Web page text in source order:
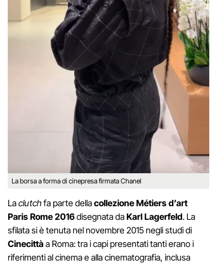
La borsa a forma di cinepresa firmata Chanel
Laclutchfa parte dellacollezione Métiers d’art
Paris Rome 2016disegnata daKarl Lagerfeld. La
sfilata si è tenuta nel novembre 2015 negli studi di
Cinecittàa Roma: tra i capi presentati tanti erano i
riferimenti al cinema e alla cinematografia, inclusa